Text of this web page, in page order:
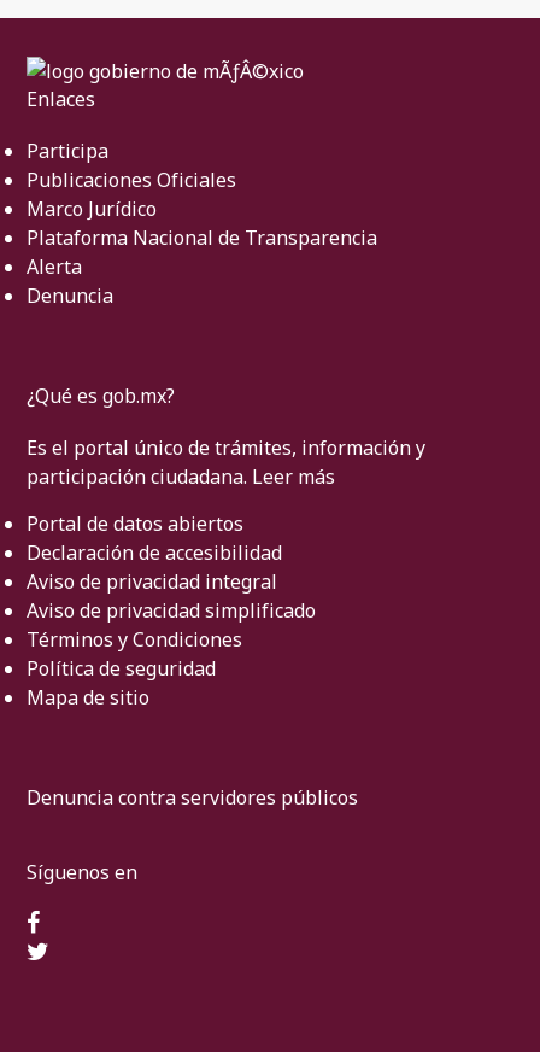
Enlaces
Participa
Publicaciones Oficiales
Marco Jurídico
Plataforma Nacional de Transparencia
Alerta
Denuncia
¿Qué es gob.mx?
Es el portal único de trámites, información y
participación ciudadana. Leer más
Portal de datos abiertos
Declaración de accesibilidad
Aviso de privacidad integral
Aviso de privacidad simplificado
Términos y Condiciones
Política de seguridad
Mapa de sitio
Denuncia contra servidores públicos
Síguenos en